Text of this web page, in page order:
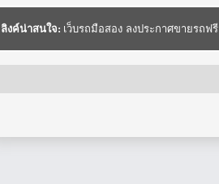
ลิงค์น่าสนใจ: เว็บรถมือสอง ลงประกาศขายรถฟรี